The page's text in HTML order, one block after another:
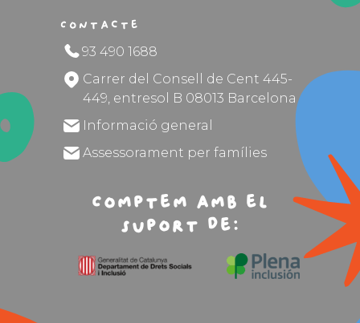
Contacte
93 490 1688
Carrer del Consell de Cent 445-
449, entresol B 08013 Barcelona
Informació general
Assessorament per famílies
Comptem amb el
suport de: